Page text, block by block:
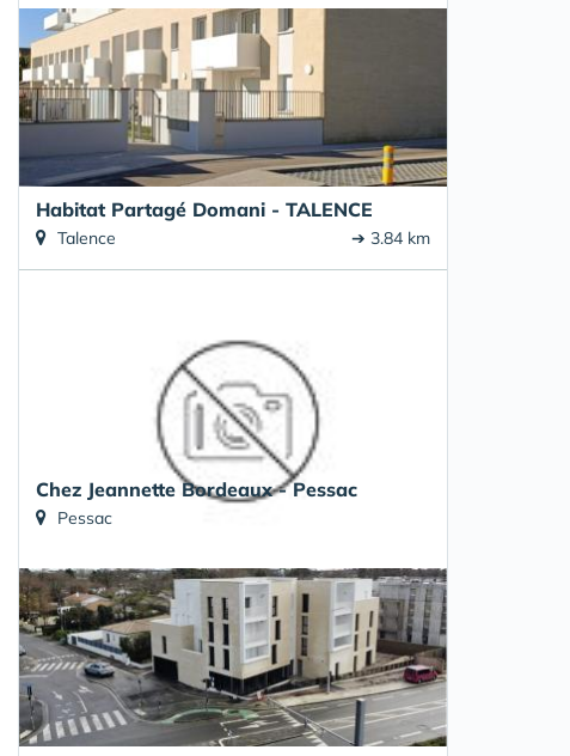
Habitat Partagé Domani - TALENCE
Talence ➔ 3.84 km
Chez Jeannette Bordeaux - Pessac
Pessac